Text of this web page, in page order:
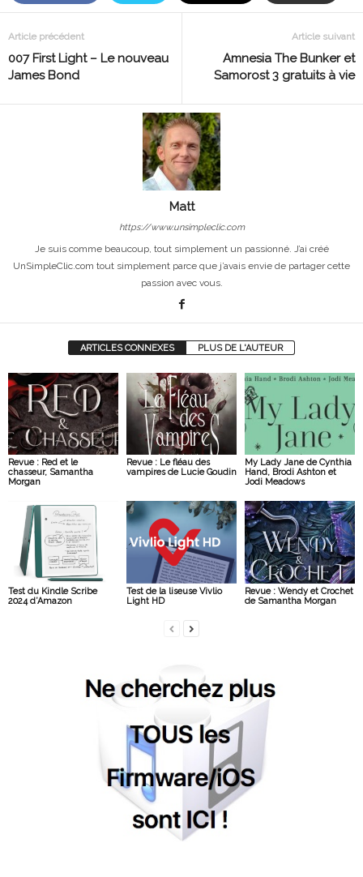
Article précédent
007 First Light – Le nouveau
James Bond
Article suivant
Amnesia The Bunker et
Samorost 3 gratuits à vie
Matt
https://www.unsimpleclic.com
Je suis comme beaucoup, tout simplement un passionné. J’ai créé
UnSimpleClic.com tout simplement parce que j’avais envie de partager cette
passion avec vous.
ARTICLES CONNEXES PLUS DE L'AUTEUR
Revue : Red et le
chasseur, Samantha
Morgan
Revue : Le fléau des
vampires de Lucie Goudin
My Lady Jane de Cynthia
Hand, Brodi Ashton et
Jodi Meadows
Test du Kindle Scribe
2024 d’Amazon
Test de la liseuse Vivlio
Light HD
Revue : Wendy et Crochet
de Samantha Morgan